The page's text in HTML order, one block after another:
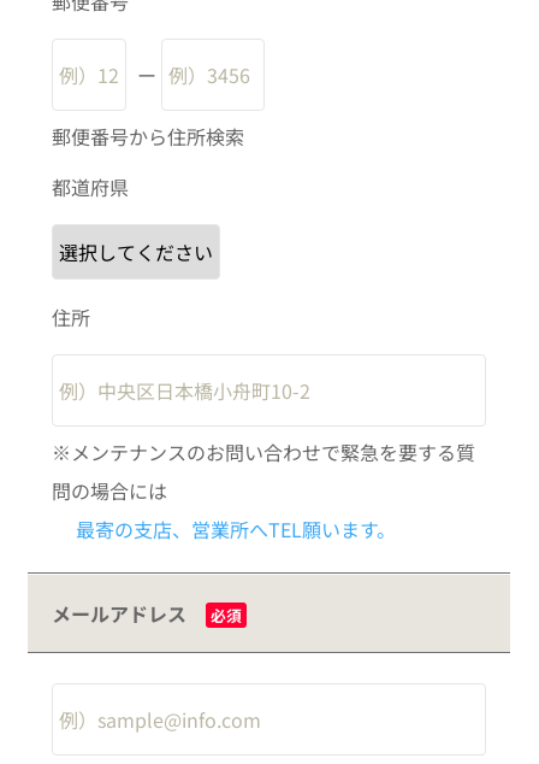
ー
郵便番号から住所検索
都道府県
住所
※メンテナンスのお問い合わせで緊急を要する質
問の場合には
最寄の支店、営業所へTEL願います。
メールアドレス 必須